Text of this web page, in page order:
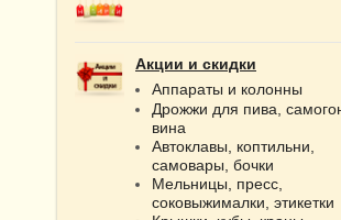
Акции и скидки
Аппараты и колонны
Дрожжи для пива,
вина
Автоклавы, коптильни,
самовары, бочки
Мельницы, пресс,
соковыжималки, этикетки